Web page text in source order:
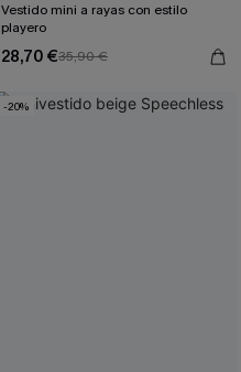
Vestido mini a rayas con estilo
playero
28,70 €35,90 €
-20%